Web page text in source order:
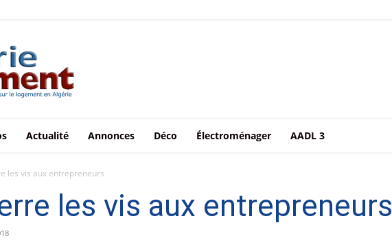
Actualité Annonces Déco Électroménager AADL 3
les vis aux entrepreneurs
les vis aux entrepreneurs